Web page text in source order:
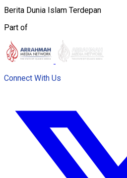
Berita Dunia Islam Terdepan
Part of
Connect With Us